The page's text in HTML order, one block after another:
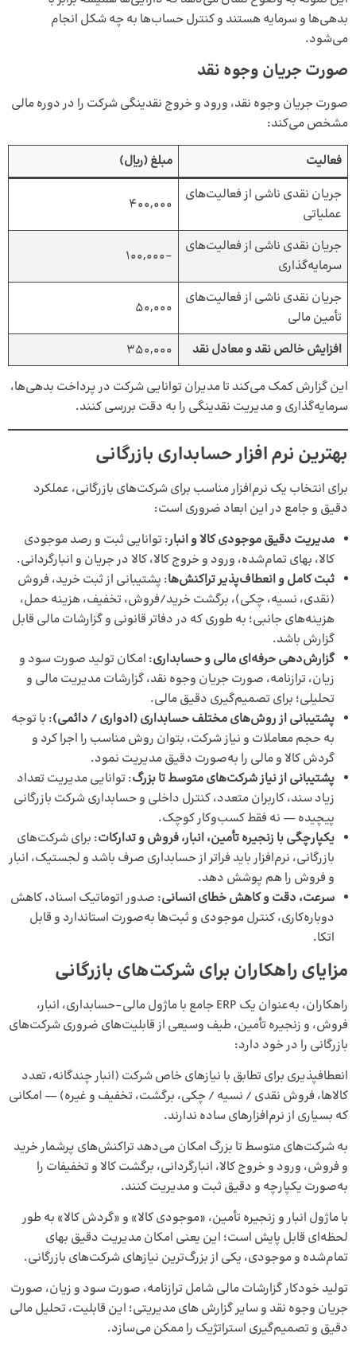
بدهی‌ها و سرمایه هستند و کنترل حساب‌ها به چه شکل انجام
می‌شود.
صورت جریان وجوه نقد
صورت جریان وجوه نقد، ورود و خروج نقدینگی شرکت را در دوره مالی
مشخص می‌کند:
فعالیت
مبلغ (ریال)
جریان نقدی ناشی از فعالیت‌های
عملیاتی
400,000
جریان نقدی ناشی از فعالیت‌های
سرمایه‌گذاری
-100,000
جریان نقدی ناشی از فعالیت‌های
تأمین مالی
50,000
افزایش خالص نقد و معادل نقد 350,000
این گزارش کمک می‌کند تا مدیران توانایی شرکت در پرداخت بدهی‌ها،
سرمایه‌گذاری و مدیریت نقدینگی را به دقت بررسی کنند.
بهترین نرم افزار حسابداری بازرگانی
برای انتخاب یک نرم‌افزار مناسب برای شرکت‌های بازرگانی، عملکرد
دقیق و جامع در این ابعاد ضروری است:
مدیریت دقیق موجودی کالا و انبار: توانایی ثبت و رصد موجودی
کالا، بهای تمام‌شده، ورود و خروج کالا، کالا در جریان و انبارگردانی.
ثبت کامل و انعطاف‌پذیر تراکنش‌ها: پشتیبانی از ثبت خرید، فروش
(نقدی، نسیه، چکی)، برگشت خرید/فروش، تخفیف، هزینه حمل،
هزینه‌های جانبی؛ به طوری که در دفاتر قانونی و گزارشات مالی قابل
گزارش باشد.
گزارش‌دهی حرفه‌ای مالی و حسابداری: امکان تولید صورت سود و
زیان، ترازنامه، صورت جریان وجوه نقد، گزارشات مدیریت مالی و
تحلیلی؛ برای تصمیم‌گیری دقیق مالی.
پشتیبانی از روش‌های مختلف حسابداری (ادواری / دائمی): با توجه
به حجم معاملات و نیاز شرکت، بتوان روش مناسب را اجرا کرد و
گردش کالا و مالی را به‌صورت دقیق مدیریت نمود.
پشتیبانی از نیاز شرکت‌های متوسط تا بزرگ: توانایی مدیریت تعداد
زیاد سند، کاربران متعدد، کنترل داخلی و حسابداری شرکت بازرگانی
پیچیده — نه فقط کسب‌وکار کوچک.
یکپارچگی با زنجیره تأمین، انبار، فروش و تدارکات: برای شرکت‌های
بازرگانی، نرم‌افزار باید فراتر از حسابداری صرف باشد و لجستیک، انبار
و فروش را هم پوشش دهد.
سرعت، دقت و کاهش خطای انسانی: صدور اتوماتیک اسناد، کاهش
دوباره‌کاری، کنترل موجودی و ثبت‌ها به‌صورت استاندارد و قابل
اتکا.
مزایای راهکاران برای شرکت‌های بازرگانی
راهکاران، به‌عنوان یک ERP جامع با ماژول مالی‑حسابداری، انبار،
فروش، و زنجیره تأمین، طیف وسیعی از قابلیت‌های ضروری شرکت‌های
بازرگانی را در خود دارد:
انعطاف‎پذیری برای تطابق با نیازهای خاص شرکت (انبار چندگانه، تعدد
کالاها، فروش نقدی / نسیه / چکی، برگشت، تخفیف و غیره) — امکانی
که بسیاری از نرم‌افزارهای ساده ندارند.
به شرکت‌های متوسط تا بزرگ امکان می‌دهد تراکنش‌های پرشمار خرید
و فروش، ورود و خروج کالا، انبارگردانی، برگشت کالا و تخفیفات را
به‌صورت یکپارچه و دقیق ثبت و مدیریت کنند.
با ماژول انبار و زنجیره تأمین، «موجودی کالا» و «گردش کالا» به طور
لحظه‌ای قابل پایش است؛ این یعنی امکان مدیریت دقیق بهای
تمام‌شده و موجودی، یکی از بزرگ‌ترین نیازهای شرکت‌های بازرگانی.
تولید خودکار گزارشات مالی شامل ترازنامه، صورت سود و زیان، صورت
جریان وجوه نقد و سایر گزارش های مدیریتی؛ این قابلیت، تحلیل مالی
دقیق و تصمیم‌گیری استراتژیک را ممکن می‌سازد.